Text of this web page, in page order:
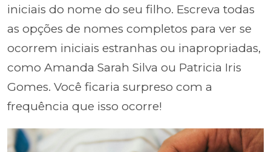
iniciais do nome do seu filho. Escreva todas
as opções de nomes completos para ver se
ocorrem iniciais estranhas ou inapropriadas,
como Amanda Sarah Silva ou Patricia Iris
Gomes. Você ficaria surpreso com a
frequência que isso ocorre!